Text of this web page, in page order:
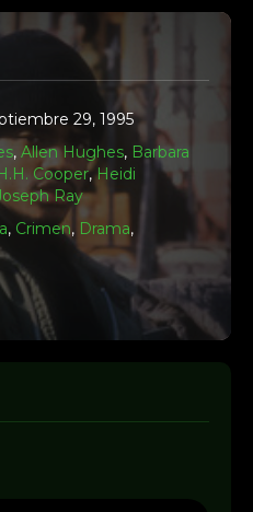
29, 1995
,Allen Hughes, Barbara
Cooper,Heidi
Ray
, Crimen, Drama,